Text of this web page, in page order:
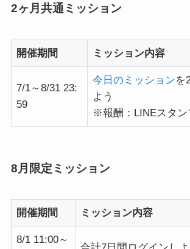
2ヶ月共通ミッション
開催期間 ミッション内容
7/1～8/31 23:
59
今日のミッションを
よう
※報酬：LINEスタン
8月限定ミッション
開催期間 ミッション内容
8/1 11:00～